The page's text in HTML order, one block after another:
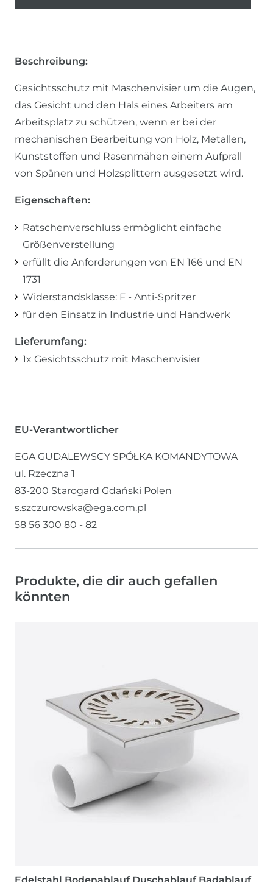
Beschreibung:
Gesichtsschutz mit Maschenvisier um die Augen,
das Gesicht und den Hals eines Arbeiters am
Arbeitsplatz zu schützen, wenn er bei der
mechanischen Bearbeitung von Holz, Metallen,
Kunststoffen und Rasenmähen einem Aufprall
von Spänen und Holzsplittern ausgesetzt wird.
Eigenschaften:
Ratschenverschluss ermöglicht einfache
Größenverstellung
erfüllt die Anforderungen von EN 166 und EN
1731
Widerstandsklasse: F - Anti-Spritzer
für den Einsatz in Industrie und Handwerk
Lieferumfang:
1x Gesichtsschutz mit Maschenvisier
EU-Verantwortlicher
EGA GUDALEWSCY SPÓŁKA KOMANDYTOWA
ul. Rzeczna 1
83-200 Starogard Gdański Polen
s.szczurowska@ega.com.pl
58 56 300 80 - 82
Produkte, die dir auch gefallen
könnten